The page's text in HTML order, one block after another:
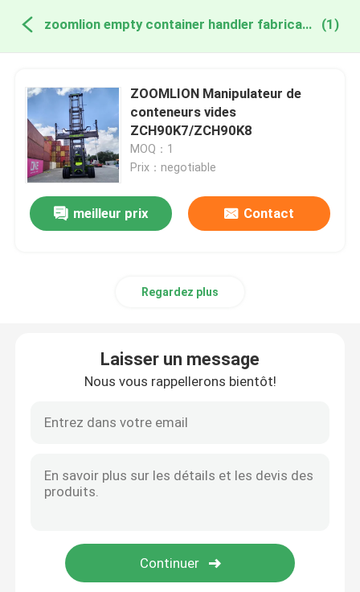
zoomlion empty container handler fabrication en ligne (1)
ZOOMLION Manipulateur de
conteneurs vides
ZCH90K7/ZCH90K8
MOQ：1
Prix：negotiable
meilleur prix Contact
Regardez plus
Laisser un message
Nous vous rappellerons bientôt!